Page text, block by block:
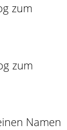
zum
zum
Namen